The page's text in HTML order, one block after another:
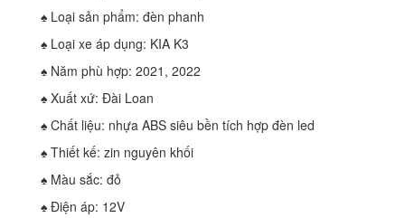
♠ Loại sản phẩm: đèn phanh
♠ Loại xe áp dụng: KIA K3
♠ Năm phù hợp: 2021, 2022
♠ Xuất xứ: Đài Loan
♠ Chất liệu: nhựa ABS siêu bền tích hợp đèn led
♠ Thiết kế: zin nguyên khối
♠ Màu sắc: đỏ
♠ Điện áp: 12V